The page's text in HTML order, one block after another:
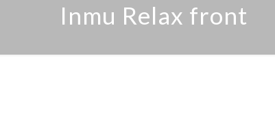
Inmu Relax front